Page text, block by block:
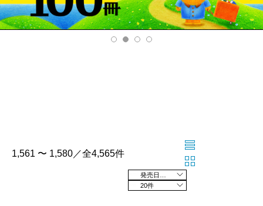
Pre
v
Ne
xt
1,561 〜 1,580／全4,565件
20件